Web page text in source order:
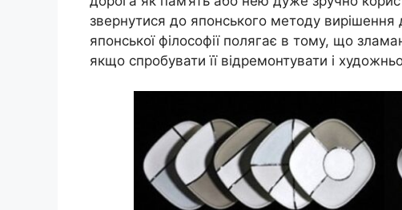
звернутися до японського методу
японської філософії полягає в тому, що
якщо спробувати її відремонтувати і